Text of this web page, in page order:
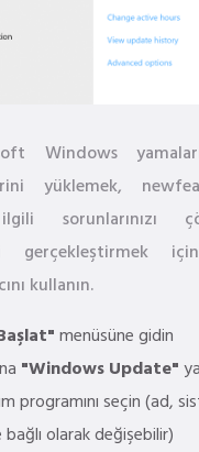
Windows
yüklemek,
sorunlarınızı
gerçekleştirmek
kullanın.
menüsüne gidin
"Windows Update"
programını seçin (ad,
olarak değişebilir)